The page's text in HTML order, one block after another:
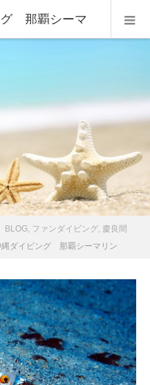
グ 那覇シーマ
BLOG, ファンダイビング, 慶良間
縄ダイビング 那覇シーマリン